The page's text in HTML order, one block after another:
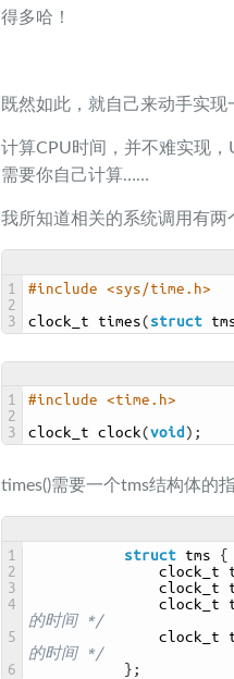
得多哈！
既然如此，就自己来动手实现
计算CPU时间，并不难实现
需要你自己计算……
我所知道相关的系统调用有两
1
2
3
#include <sys/time.h>
clock_t times( struct
1
2
3
#include <time.h>
clock_t clock(void) ;
times()需要一个tms结构体的
1
2
3
4
5
6
struct tms
{
clock_t
clock_t
clock_t
的时间 */
clock_t
的时间 */
} ;